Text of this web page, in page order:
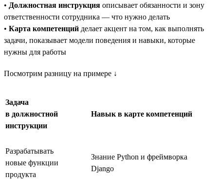
• Должностная инструкция описывает обязанности и зону
ответственности сотрудника — что нужно делать
• Карта компетенций делает акцент на том, как выполнять
задачи, показывает модели поведения и навыки, которые
нужны для работы
Посмотрим разницу на примере ↓
Задача
в должностной
инструкции
Навык в карте компетенций
Разрабатывать
новые функции
продукта
Знание Python и фреймворка
Django